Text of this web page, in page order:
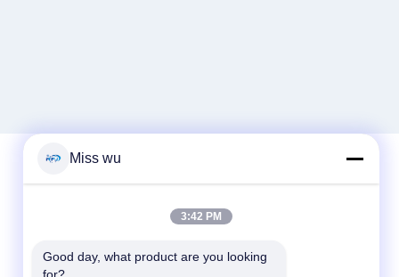
Miss wu
3:42 PM
Good day, what product are you looking